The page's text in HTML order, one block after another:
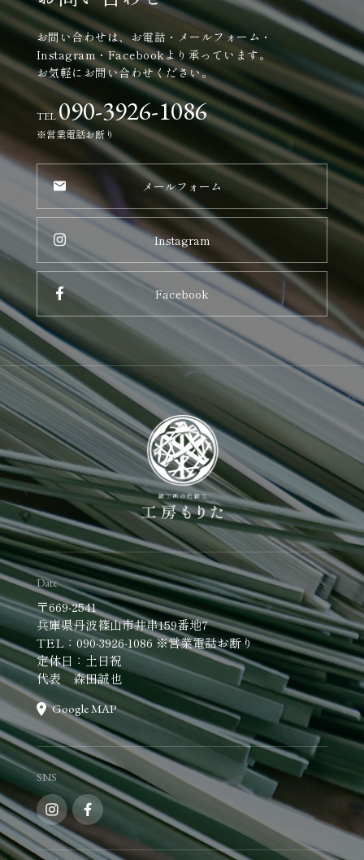
お問い合わせは、お電話・メールフォーム・
Instagram・Facebookより承っています。
お気軽にお問い合わせください。
TEL090-3926-1086
※営業電話お断り
メールフォーム
Instagram
Facebook
Date
〒669-2541
兵庫県丹波篠山市井串159番地7
TEL：090-3926-1086 ※営業電話お断り
定休日：土日祝
代表 森田誠也
Google MAP
SNS